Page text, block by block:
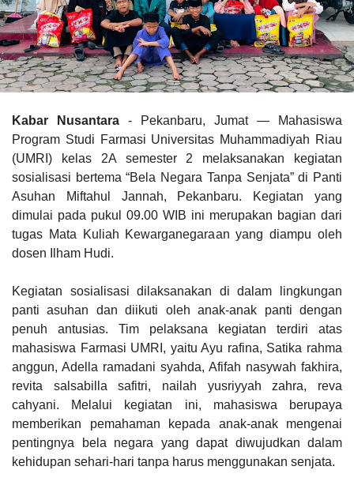
Kabar Nusantara - Pekanbaru, Jumat — Mahasiswa
Program Studi Farmasi Universitas Muhammadiyah Riau
(UMRI) kelas 2A semester 2 melaksanakan kegiatan
sosialisasi bertema “Bela Negara Tanpa Senjata” di Panti
Asuhan Miftahul Jannah, Pekanbaru. Kegiatan yang
dimulai pada pukul 09.00 WIB ini merupakan bagian dari
tugas Mata Kuliah Kewarganegaraan yang diampu oleh
dosen Ilham Hudi.
Kegiatan sosialisasi dilaksanakan di dalam lingkungan
panti asuhan dan diikuti oleh anak-anak panti dengan
penuh antusias. Tim pelaksana kegiatan terdiri atas
mahasiswa Farmasi UMRI, yaitu Ayu rafina, Satika rahma
anggun, Adella ramadani syahda, Afifah nasywah fakhira,
revita salsabilla safitri, nailah yusriyyah zahra, reva
cahyani. Melalui kegiatan ini, mahasiswa berupaya
memberikan pemahaman kepada anak-anak mengenai
pentingnya bela negara yang dapat diwujudkan dalam
kehidupan sehari-hari tanpa harus menggunakan senjata.